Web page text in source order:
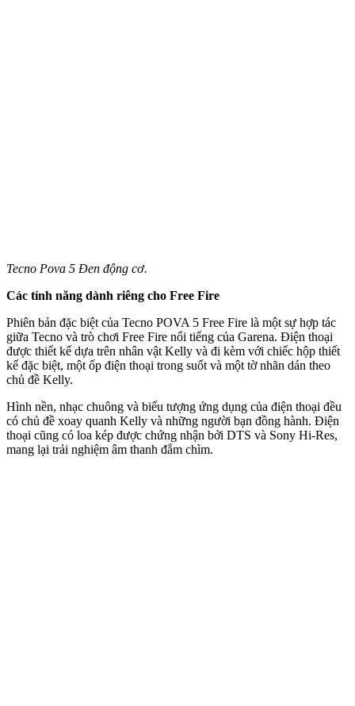
Tecno Pova 5 Đen động cơ.
Các tính năng dành riêng cho Free Fire
Phiên bản đặc biệt của Tecno POVA 5 Free Fire là một sự hợp tác
giữa Tecno và trò chơi Free Fire nổi tiếng của Garena. Điện thoại
được thiết kế dựa trên nhân vật Kelly và đi kèm với chiếc hộp thiết
kế đặc biệt, một ốp điện thoại trong suốt và một tờ nhãn dán theo
chủ đề Kelly.
Hình nền, nhạc chuông và biểu tượng ứng dụng của điện thoại đều
có chủ đề xoay quanh Kelly và những người bạn đồng hành. Điện
thoại cũng có loa kép được chứng nhận bởi DTS và Sony Hi-Res,
mang lại trải nghiệm âm thanh đắm chìm.